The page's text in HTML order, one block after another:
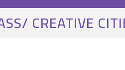
CREATIVE